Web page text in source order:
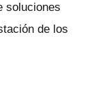
soluciones
de los